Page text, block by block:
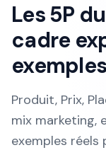
Les 5P
cadre
Produit, Prix,
mix marketing,
exemples